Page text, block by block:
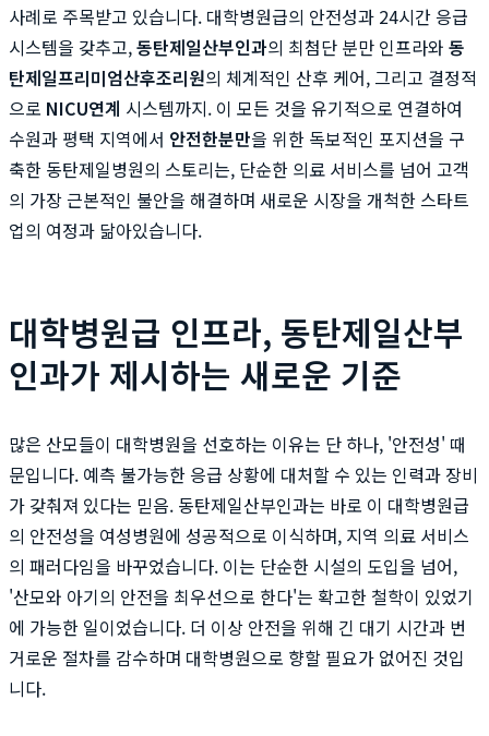
사례로 주목받고 있습니다. 대학병원급의 안전성과 24시간 응급
시스템을 갖추고,동탄제일산부인과의 최첨단 분만 인프라와 동
탄제일프리미엄산후조리원의 체계적인 산후 케어, 그리고 결정적
으로 NICU연계 시스템까지. 이 모든 것을 유기적으로 연결하여
수원과 평택 지역에서 안전한분만을 위한 독보적인 포지션을 구
축한 동탄제일병원의 스토리는, 단순한 의료 서비스를 넘어 고객
의 가장 근본적인 불안을 해결하며 새로운 시장을 개척한 스타트
업의 여정과 닮아있습니다.
대학병원급 인프라, 동탄제일산부
인과가 제시하는 새로운 기준
많은 산모들이 대학병원을 선호하는 이유는 단 하나, '안전성' 때
문입니다. 예측 불가능한 응급 상황에 대처할 수 있는 인력과 장비
가 갖춰져 있다는 믿음. 동탄제일산부인과는 바로 이 대학병원급
의 안전성을 여성병원에 성공적으로 이식하며, 지역 의료 서비스
의 패러다임을 바꾸었습니다. 이는 단순한 시설의 도입을 넘어,
'산모와 아기의 안전을 최우선으로 한다'는 확고한 철학이 있었기
에 가능한 일이었습니다. 더 이상 안전을 위해 긴 대기 시간과 번
거로운 절차를 감수하며 대학병원으로 향할 필요가 없어진 것입
니다.